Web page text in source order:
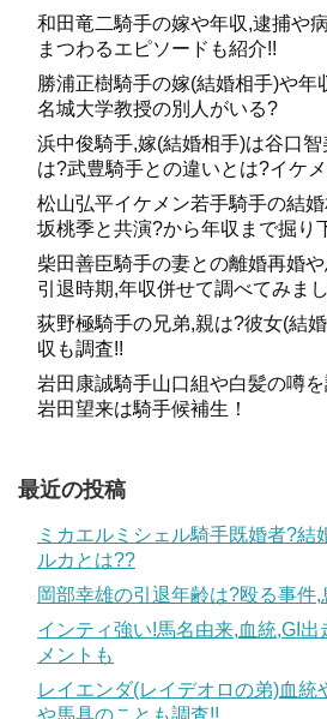
和田竜二騎手の嫁や年収,逮捕や
まつわるエピソードも紹介!!
勝浦正樹騎手の嫁(結婚相手)や年
名城大学教授の別人がいる?
浜中俊騎手,嫁(結婚相手)は谷口
は?武豊騎手との違いとは?イケ
松山弘平イケメン若手騎手の結
坂桃季と共演?から年収まで掘り
柴田善臣騎手の妻との離婚再婚
引退時期,年収併せて調べてみまし
荻野極騎手の兄弟,親は?彼女(結
収も調査!!
岩田康誠騎手山口組や白髪の噂
岩田望来は騎手候補生！
最近の投稿
ミカエルミシェル騎手既婚者?結
ルカとは??
岡部幸雄の引退年齢は?殴る事件
インティ強い!馬名由来,血統,GI出
メントも
レイエンダ(レイデオロの弟)血統
や馬具のことも調査!!